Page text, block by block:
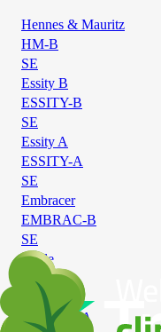
Hennes & Mauritz
HM-B
SE
Essity B
ESSITY-B
SE
Essity A
ESSITY-A
SE
Embracer
EMBRAC-B
SE
Thule
THULE
Electrolux A